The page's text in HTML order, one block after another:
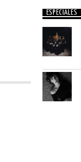
ESPECIALES